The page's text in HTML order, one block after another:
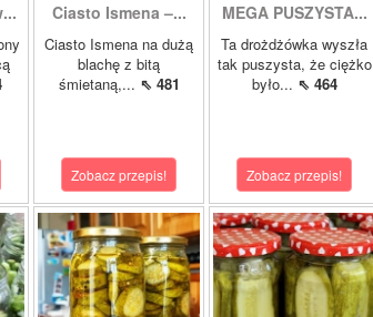
Ciasto Ismena –...
Ciasto Ismena na dużą
blachę z bitą
śmietaną,... ⇖ 481
Zobacz przepis!
MEGA PUSZYSTA...
Ta drożdżówka wyszła
tak puszysta, że ciężko
było... ⇖ 464
Zobacz przepis!